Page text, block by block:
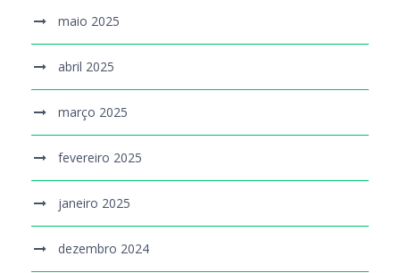
maio 2025
abril 2025
março 2025
fevereiro 2025
janeiro 2025
dezembro 2024